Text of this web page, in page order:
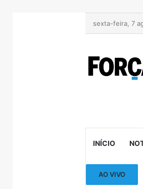
sexta-feira, 7
INÍCIO
AO VIVO